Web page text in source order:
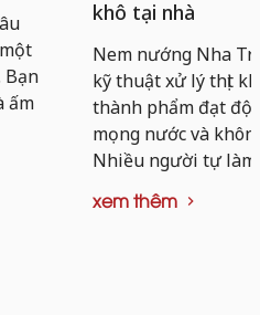
Bạn
ấm
khô tại nhà
Nem nướng Nha
kỹ thuật xử lý thịt
thành phẩm đạt độ
mọng nước và
Nhiều người tự
xem thêm